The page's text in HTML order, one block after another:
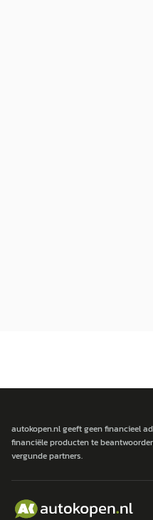
autokopen.nl geeft geen financieel
financiële producten te
vergunde partners.